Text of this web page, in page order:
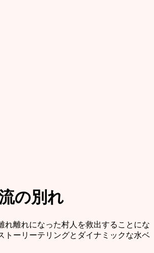
の別れ
れ離れになった村人を救出することにな
トーリーテリングとダイナミックな水ベ